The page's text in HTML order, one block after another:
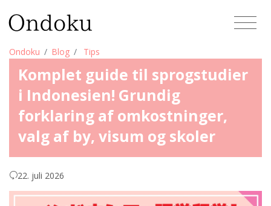
Ondoku Blog Tips
Komplet guide til sprogstudier
i Indonesien! Grundig
forklaring af omkostninger,
valg af by, visum og skoler
22. juli 2026